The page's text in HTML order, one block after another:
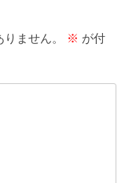
ません。 ※ が付